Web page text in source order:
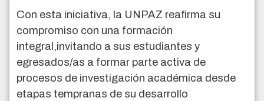
Con esta iniciativa, la UNPAZ reafirma su
compromiso con una formación
integral,invitando a sus estudiantes y
egresados/as a formar parte activa de
procesos de investigación académica desde
etapas tempranas de su desarrollo